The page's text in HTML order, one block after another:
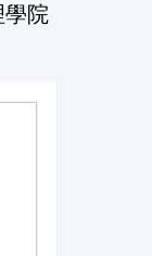
學院